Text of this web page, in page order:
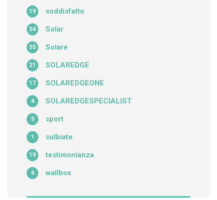
soddisfatto
19
Solar
54
Solare
55
SOLAREDGE
21
SOLAREDGEONE
17
SOLAREDGESPECIALIST
4
sport
5
sulbiate
1
testimonianza
19
wallbox
6